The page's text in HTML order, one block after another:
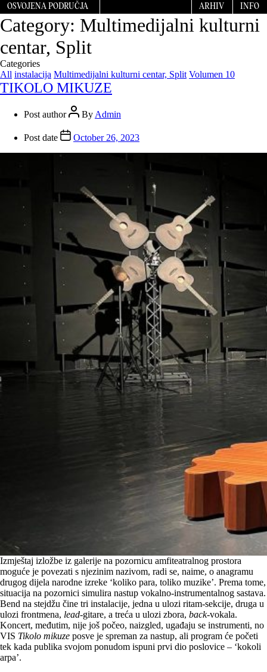
OSVOJENA PODRUČJA ARHIV INFO
Category: Multimedijalni kulturni
centar, Split
Categories
All instalacija Multimedijalni kulturni centar, Split Volumen 10
TIKOLO MIKUZE
Post author By Admin
Post date October 26, 2023
Izmještaj izložbe iz galerije na pozornicu amfiteatralnog prostora
moguće je povezati s njezinim nazivom, radi se, naime, o anagramu
drugog dijela narodne izreke ‘koliko para, toliko muzike’. Prema tome,
situacija na pozornici simulira nastup vokalno-instrumentalnog sastava.
Bend na stejdžu čine tri instalacije, jedna u ulozi ritam-sekcije, druga u
ulozi frontmena, lead-gitare, a treća u ulozi zbora, back-vokala.
Koncert, međutim, nije još počeo, naizgled, ugađaju se instrumenti, no
VIS Tikolo mikuze posve je spreman za nastup, ali program će početi
tek kada publika svojom ponudom ispuni prvi dio poslovice – ‘kokoli
arpa’.